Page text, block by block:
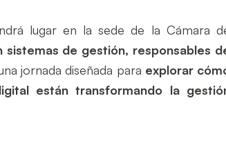
lugar en la sede de la Cámara
de gestión, responsables
jornada diseñada para explorar
están transformando la